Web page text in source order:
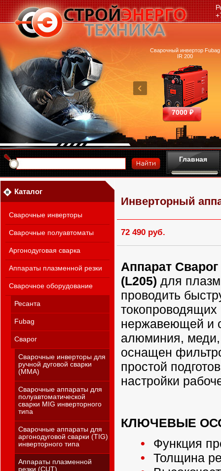
аппарат Ресанта
САИПА-200 ММА
25390 ₽
Машина термической резки
FUBAG INCUT10
460700 ₽
Сварочный инвертор Fubag
IR 200
7000 ₽
Главная
Каталог
Сварочные инверторы
Сварочные полуавтоматы
Аргонодуговая сварка
Аппараты плазменной резки
Сварочное оборудование
Ресанта
Fubag
Сварог
Сварочные инверторы для
ручной дуговой сварки
(MMA)
Сварочные аппараты для
полуавтоматической
сварки MIG инверторного
типа
Сварочные аппараты для
аргонодуговой сварки (TIG)
инверторного типа
Аппараты плазменной
резки (CUT)
Инверторный
72 490 руб.
Аппарат
(L205) для
проводить
нержавеющей и
алюминия, меди,
оснащен
простой
настройки
КЛЮЧЕВЫЕ
Функция
Толщина